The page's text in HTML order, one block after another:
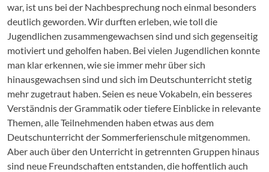
war, ist uns bei der Nachbesprechung noch einmal besonders
deutlich geworden. Wir durften erleben, wie toll die
Jugendlichen zusammengewachsen sind und sich gegenseitig
motiviert und geholfen haben. Bei vielen Jugendlichen konnte
man klar erkennen, wie sie immer mehr über sich
hinausgewachsen sind und sich im Deutschunterricht stetig
mehr zugetraut haben. Seien es neue Vokabeln, ein besseres
Verständnis der Grammatik oder tiefere Einblicke in relevante
Themen, alle Teilnehmenden haben etwas aus dem
Deutschunterricht der Sommerferienschule mitgenommen.
Aber auch über den Unterricht in getrennten Gruppen hinaus
sind neue Freundschaften entstanden, die hoffentlich auch